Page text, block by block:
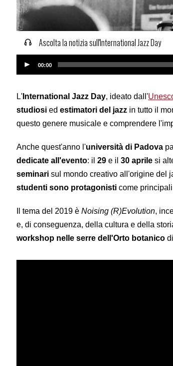
Ascolta la notizia sull'International Jazz Day
Player00:00
L' International Jazz Day, ideato dall'
studiosi ed estimatori del jazz in tutto il
questo genere musicale e comprendere
Anche quest'anno l'università di Padova
dedicate all'evento: il 29 e il 30 aprile si
seminari sul mondo creativo all'origine del
studenti sono protagonisti come
Il tema del 2019 è Noising (R)Evolution,
e, di conseguenza, della cultura e della
workshop nelle serre dell'Orto botanico